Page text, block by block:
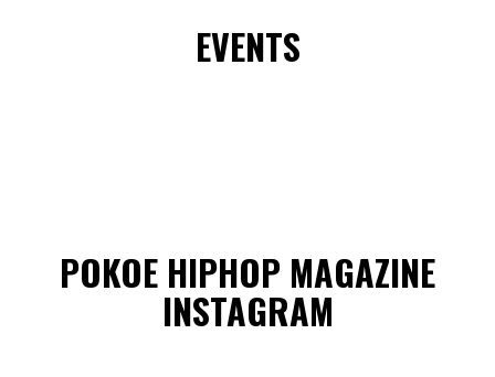
EVENTS
POKOE HIPHOP MAGAZINE
INSTAGRAM